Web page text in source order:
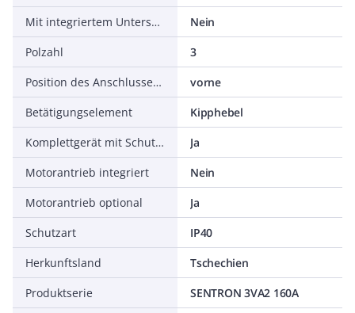
Mit integriertem Unterspannungsauslöser
Nein
Polzahl
3
Position des Anschlusses für Hauptstromkreis
vorne
Betätigungselement
Kipphebel
Komplettgerät mit Schutzeinheit
Ja
Motorantrieb integriert
Nein
Motorantrieb optional
Ja
Schutzart
IP40
Herkunftsland
Tschechien
Produktserie
SENTRON 3VA2 160A